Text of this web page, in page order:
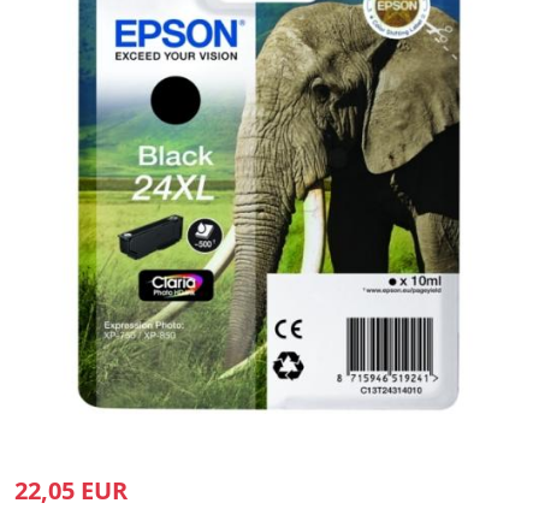
22,05 EUR